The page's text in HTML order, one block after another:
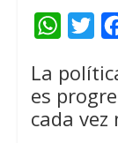
W
a
t
s
i
t
t
La
es
cada vez